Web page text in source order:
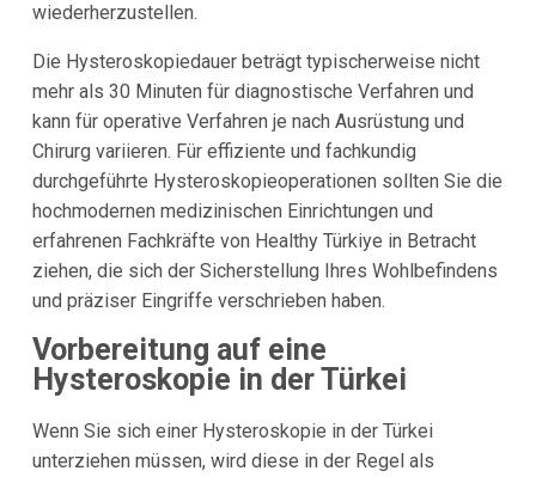
wiederherzustellen.
Die Hysteroskopiedauer beträgt typischerweise nicht
mehr als 30 Minuten für diagnostische Verfahren und
kann für operative Verfahren je nach Ausrüstung und
Chirurg variieren. Für effiziente und fachkundig
durchgeführte Hysteroskopieoperationen sollten Sie die
hochmodernen medizinischen Einrichtungen und
erfahrenen Fachkräfte von Healthy Türkiye in Betracht
ziehen, die sich der Sicherstellung Ihres Wohlbefindens
und präziser Eingriffe verschrieben haben.
Vorbereitung auf eine
Hysteroskopie in der Türkei
Wenn Sie sich einer Hysteroskopie in der Türkei
unterziehen müssen, wird diese in der Regel als